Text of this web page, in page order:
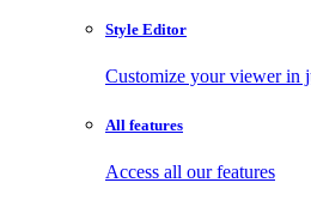
Style Editor
Customize your viewer in
All features
Access all our features